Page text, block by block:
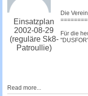
Einsatzplan
2002-08-29
(reguläre Sk8-
Patroullie)
Die
Für die
Read more...